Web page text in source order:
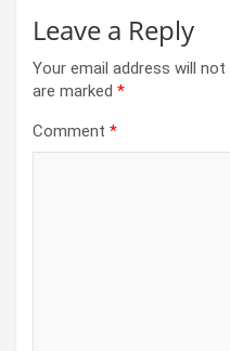
Leave a Reply
Your email address will not
are marked *
Comment *